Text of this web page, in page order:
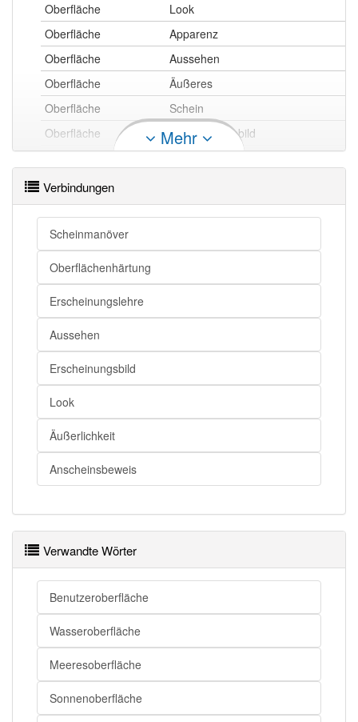
Oberfläche
Look
Oberfläche
Apparenz
Oberfläche
Aussehen
Oberfläche
Äußeres
Oberfläche
Schein
Oberfläche
Erscheinungsbild
Oberfläche openthesaurus
Mehr
Verbindungen
Scheinmanöver
Oberflächenhärtung
Erscheinungslehre
Aussehen
Erscheinungsbild
Look
Äußerlichkeit
Anscheinsbeweis
Verwandte Wörter
Benutzeroberfläche
Wasseroberfläche
Meeresoberfläche
Sonnenoberfläche